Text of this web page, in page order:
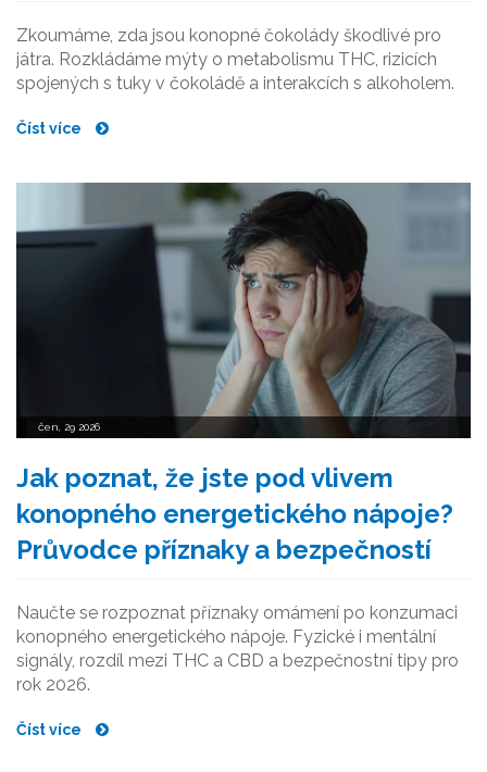
Zkoumáme, zda jsou konopné čokolády škodlivé pro
játra. Rozkládáme mýty o metabolismu THC, rizicích
spojených s tuky v čokoládě a interakcích s alkoholem.
Číst více
čen, 29 2026
Jak poznat, že jste pod vlivem
konopného energetického nápoje?
Průvodce příznaky a bezpečností
Naučte se rozpoznat příznaky omámení po konzumaci
konopného energetického nápoje. Fyzické i mentální
signály, rozdíl mezi THC a CBD a bezpečnostní tipy pro
rok 2026.
Číst více